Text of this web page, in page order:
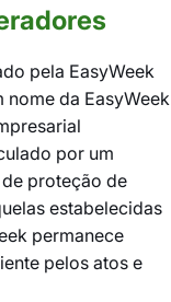
pela EasyWeek
nome da EasyWeek
por um
proteção de
estabelecidas
permanece
pelos atos e